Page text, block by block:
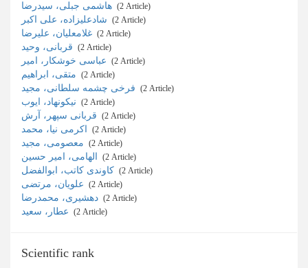
‎ (2 Article)
‎ (2 Article)
‎ (2 Article)
‎ (2 Article)
‎ (2 Article)
‎ (2 Article)
‎ (2 Article)
‎ (2 Article)
‎ (2 Article)
‎ (2 Article)
‎ (2 Article)
‎ (2 Article)
‎ (2 Article)
‎ (2 Article)
‎ (2 Article)
‎ (2 Article)
Scientific rank